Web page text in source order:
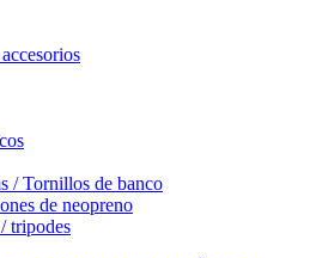
/ Tornillos de banco
de neopreno
tripodes